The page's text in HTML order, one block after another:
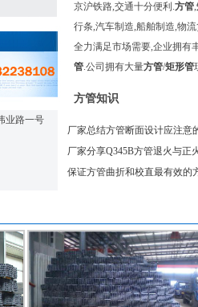
业路一号
京沪铁路,交通十分便利.方管,
行条,汽车制造,船舶制造,物
全力满足市场需要,企业拥有
管.公司拥有大量方管/矩形管
方管知识
厂家总结方管断面设计应注意
厂家分享Q345B方管退火与正
保证方管曲折和校直最有效的